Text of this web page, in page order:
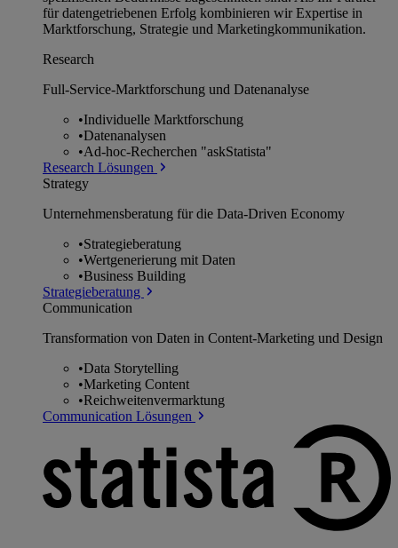
für datengetriebenen Erfolg kombinieren wir Expertise in
Marktforschung, Strategie und Marketingkommunikation.
Research
Full-Service-Marktforschung und Datenanalyse
•Individuelle Marktforschung
•Datenanalysen
•Ad-hoc-Recherchen "askStatista"
Research Lösungen
Strategy
Unternehmens­beratung für die Data-Driven Economy
•Strategieberatung
•Wertgenerierung mit Daten
•Business Building
Strategieberatung
Communication
Transformation von Daten in Content-Marketing und Design
•Data Storytelling
•Marketing Content
•Reichweitenvermarktung
Communication Lösungen